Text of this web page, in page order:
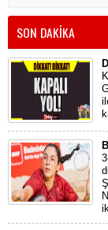
SON DAKİKA